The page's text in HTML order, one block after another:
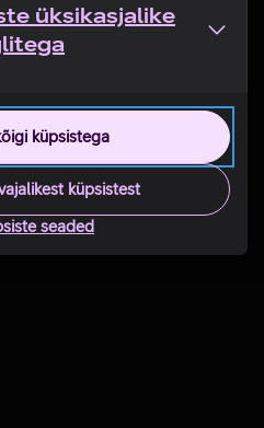
üksikasjalike
küpsistega
küpsistest
seaded